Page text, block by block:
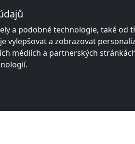
a podobné technologie, také od
vylepšovat a zobrazovat
médiích a partnerských